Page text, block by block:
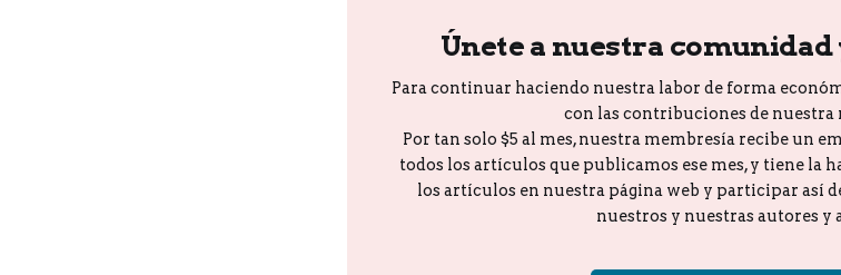
Únete a nuestra comunidad
Para continuar haciendo nuestra labor de forma
con las contribuciones de nuestra
Por tan solo $5 al mes, nuestra membresía recibe un
todos los artículos que publicamos ese mes, y tiene la
los artículos en nuestra página web y participar así
nuestros y nuestras autores y